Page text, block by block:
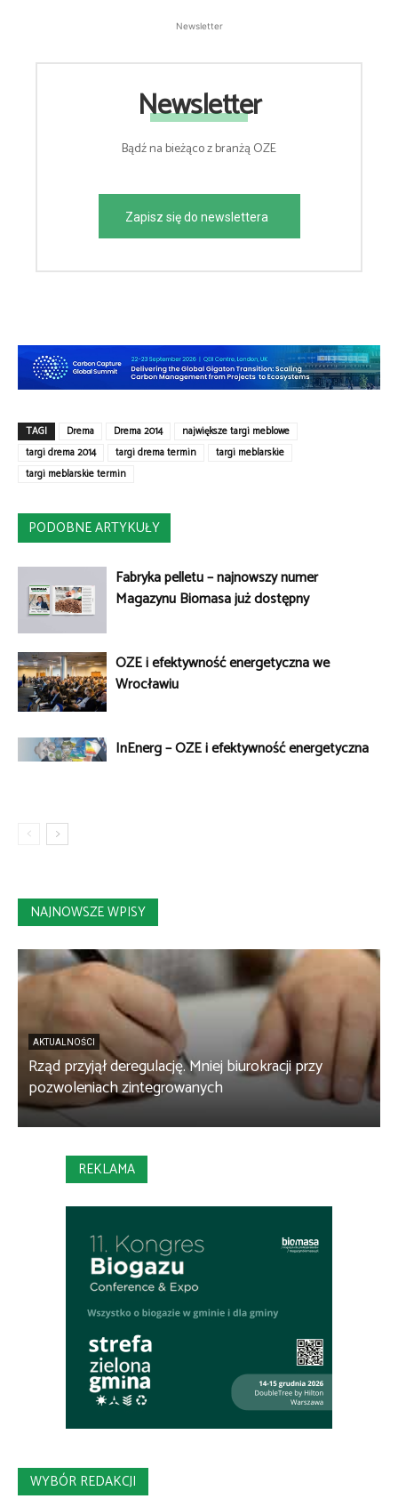
Newsletter
Newsletter
Bądź na bieżąco z branżą OZE
Zapisz się do newslettera
TAGI Drema Drema 2014
największe targi meblowe
targi drema 2014
targi drema termin
targi meblarskie
targi meblarskie termin
PODOBNE ARTYKUŁY
Fabryka pelletu – najnowszy numer
Magazynu Biomasa już dostępny
OZE i efektywność energetyczna we
Wrocławiu
InEnerg – OZE i efektywność energetyczna
NAJNOWSZE WPISY
AKTUALNOŚCI
Rząd przyjął deregulację. Mniej biurokracji przy
pozwoleniach zintegrowanych
REKLAMA
WYBÓR REDAKCJI